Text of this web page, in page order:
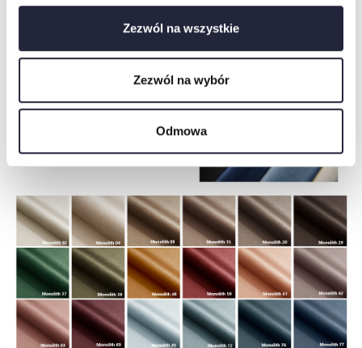
Zezwól na wszystkie
Zezwól na wybór
Odmowa